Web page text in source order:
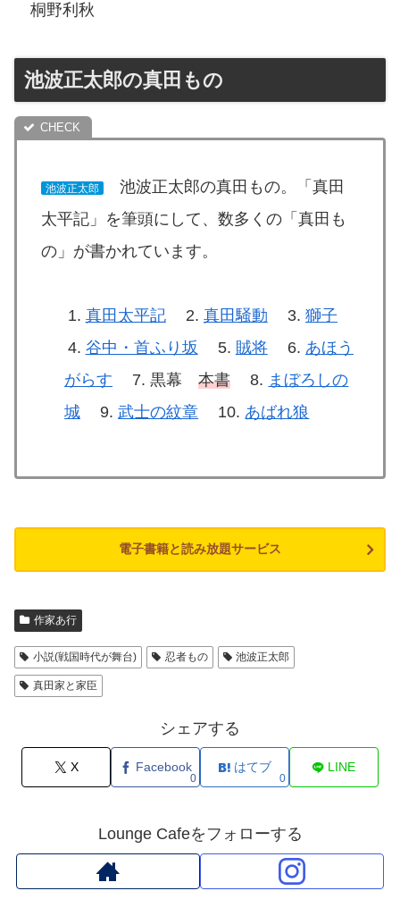
桐野利秋
池波正太郎の真田もの
池波正太郎
池波正太郎の真田もの。「真田
太平記」を筆頭にして、数多くの「真田も
の」が書かれています。
真田太平記 真田騒動
獅子
谷中・首ふり坂
賊将
あほう
がらす
黒幕本書
まぼろしの
城
武士の紋章 あばれ狼
電子書籍と読み放題サービス
作家あ行
小説(戦国時代が舞台) 忍者もの 池波正太郎
真田家と家臣
シェアする
X Facebook
0
はてブ
0
LINE
Lounge Cafeをフォローする